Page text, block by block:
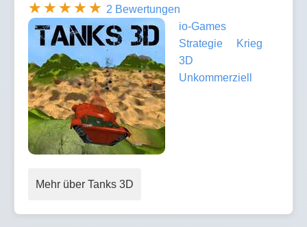
2 Bewertungen
io-Games
Strategie
Krieg
3D
Unkommerziell
Mehr über Tanks 3D